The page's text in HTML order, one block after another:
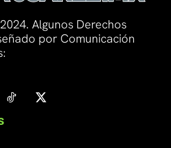
Algunos Derechos
por Comunicación